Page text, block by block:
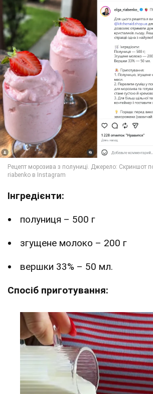
Інгредієнти:
полуниця – 500 г
згущене молоко – 200 г
вершки 33% – 50 мл.
Спосіб приготування: